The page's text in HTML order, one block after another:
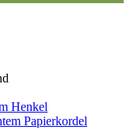
Henkel
Papierkordel